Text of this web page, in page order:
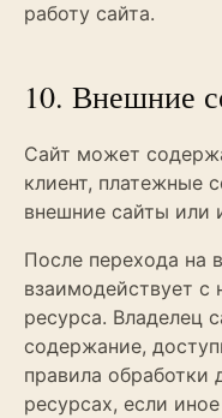
работу сайта.
10. Внешние
Сайт может
клиент, платежные
внешние сайты или
После перехода на
взаимодействует с
ресурса. Владелец
содержание,
правила обработки
ресурсах, если